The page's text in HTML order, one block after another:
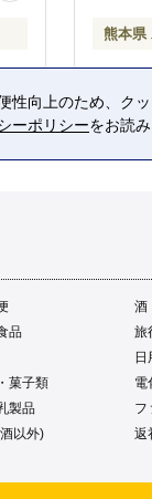
熊本県
酒
品
旅
日
菓子類
電
製品
フ
以外) 返
性向上のため、ク
ーポリシーをお読み